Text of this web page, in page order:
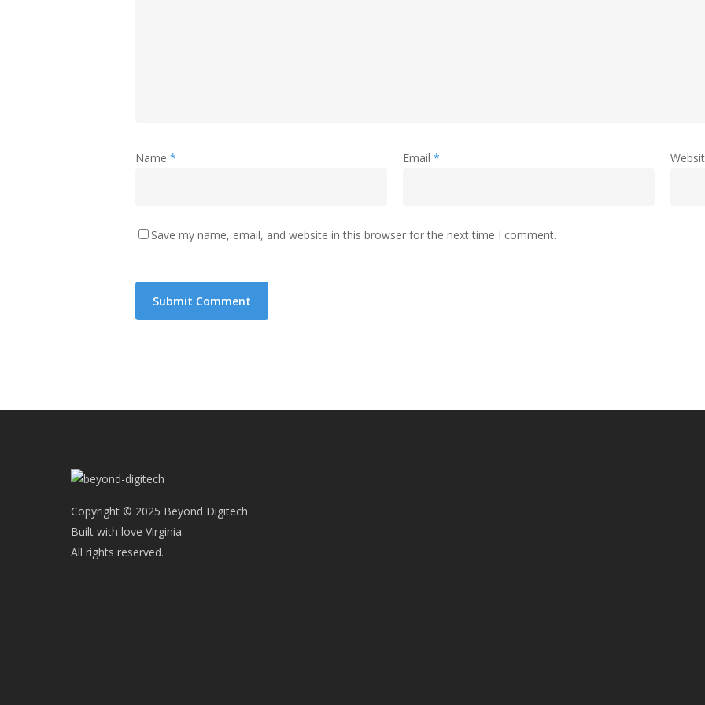
Name * Email *
Save my name, email, and website in this browser for the next time I comment.
Copyright © 2025 Beyond Digitech.
Built with love Virginia.
All rights reserved.